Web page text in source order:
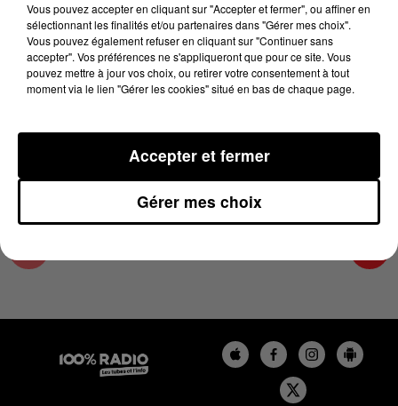
25 mars 2025 - 4 min 13 sec
LES INFOS DE L'AUDE DU 25/03/2025 À
07H00
Les infos de l'Aude
Vous pouvez accepter en cliquant sur "Accepter et fermer", ou affiner en
sélectionnant les finalités et/ou partenaires dans "Gérer mes choix".
Vous pouvez également refuser en cliquant sur "Continuer sans
accepter". Vos préférences ne s'appliqueront que pour ce site. Vous
pouvez mettre à jour vos choix, ou retirer votre consentement à tout
moment via le lien "Gérer les cookies" situé en bas de chaque page.
Gérer mes choix
Accepter et fermer